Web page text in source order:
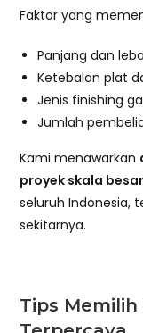
Faktor yang
Panjang dan
Ketebalan plat
Jenis finishing
Jumlah
Kami menawarkan
proyek skala besar
seluruh Indonesia,
sekitarnya.
Tips